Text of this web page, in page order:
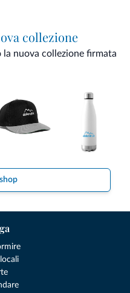
collezione
nuova collezione firmata